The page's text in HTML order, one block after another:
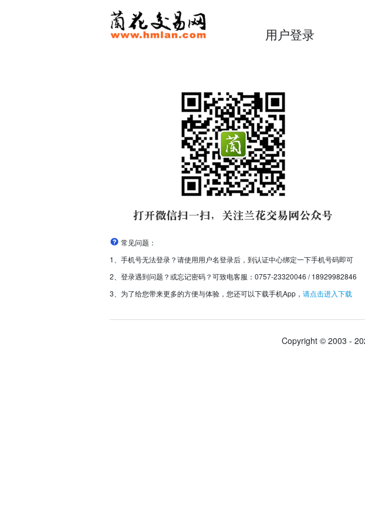
用户登录
常见问题：
1、手机号无法登录？请使用用户名登录后，到认证中心绑定一下手机号码即可
2、登录遇到问题？或忘记密码？可致电客服：0757-23320046 / 18929982846
3、为了给您带来更多的方便与体验，您还可以下载手机App， 请点击进入下载
Copyright © 2003 -